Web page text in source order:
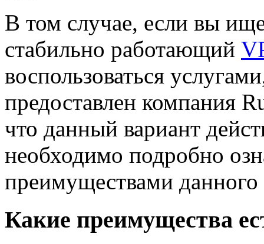
В том случае, если вы
стабильно работающий
воспользоваться
предоставлен компания
что данный вариант
необходимо подробно
преимуществами данного
Какие преимущества